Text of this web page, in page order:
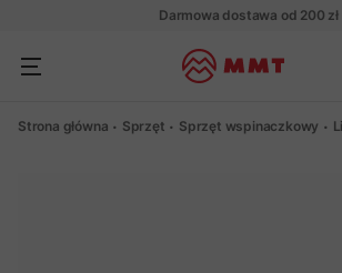
Darmowa dostawa od 200 zł
Strona główna Sprzęt Sprzęt wspinaczkowy